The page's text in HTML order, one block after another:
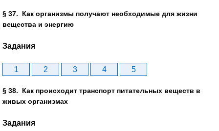
§ 37. Как организмы получают необходимые для жизни
вещества и энергию
Задания
1 2 3 4 5
§ 38. Как происходит транспорт питательных веществ в
живых организмах
Задания